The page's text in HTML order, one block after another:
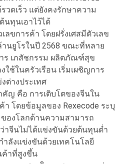
ดเร็ว แต่ยังคงรักษาความ
นทุนเอาไว้ได้
ลขการค้า โดยฝรั่งเศสมีตัวเลข
านยูโรในปี 2568 ขณะที่หลาย
ร เภสัชกรรม ผลิตภัณฑ์สุข
ใช้ในครัวเรือน เริ่มเผชิญการ
ต่างประเทศ
ญ คือ การเติบโตของจีนใน
โดยข้อมูลของ Rexecode ระบุ
องโลกด้านความสามารถ
จีนไม่ได้แข่งขันด้วยต้นทุนต่ำ
ำลังแข่งขันด้วยเทคโนโลยี
ค้าที่สูงขึ้น